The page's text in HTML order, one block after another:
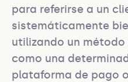
para referirse a un
sistemáticamente
utilizando un
como una
plataforma de pago